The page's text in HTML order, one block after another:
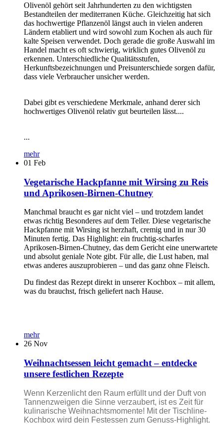
Olivenöl gehört seit Jahrhunderten zu den wichtigsten
Bestandteilen der mediterranen Küche. Gleichzeitig hat sich
das hochwertige Pflanzenöl längst auch in vielen anderen
Ländern etabliert und wird sowohl zum Kochen als auch für
kalte Speisen verwendet. Doch gerade die große Auswahl im
Handel macht es oft schwierig, wirklich gutes Olivenöl zu
erkennen. Unterschiedliche Qualitätsstufen,
Herkunftsbezeichnungen und Preisunterschiede sorgen dafür,
dass viele Verbraucher unsicher werden.
Dabei gibt es verschiedene Merkmale, anhand derer sich
hochwertiges Olivenöl relativ gut beurteilen lässt....
...
mehr
01 Feb
Vegetarische Hackpfanne mit Wirsing zu Reis
und Aprikosen-Birnen-Chutney
Manchmal braucht es gar nicht viel – und trotzdem landet
etwas richtig Besonderes auf dem Teller. Diese vegetarische
Hackpfanne mit Wirsing ist herzhaft, cremig und in nur 30
Minuten fertig. Das Highlight: ein fruchtig-scharfes
Aprikosen-Birnen-Chutney, das dem Gericht eine unerwartete
und absolut geniale Note gibt. Für alle, die Lust haben, mal
etwas anderes auszuprobieren – und das ganz ohne Fleisch.
Du findest das Rezept direkt in unserer Kochbox – mit allem,
was du brauchst, frisch geliefert nach Hause.
mehr
26 Nov
Weihnachtsessen leicht gemacht – entdecke
unsere festlichen Rezepte
Wenn Kerzenlicht den Raum erfüllt und der Duft von
Tannenzweigen die Sinne verzaubert, ist es Zeit für
kulinarische Weihnachtsmomente! Mit der Tischline-
Kochbox wird dein Festessen zum Genuss-Highlight.